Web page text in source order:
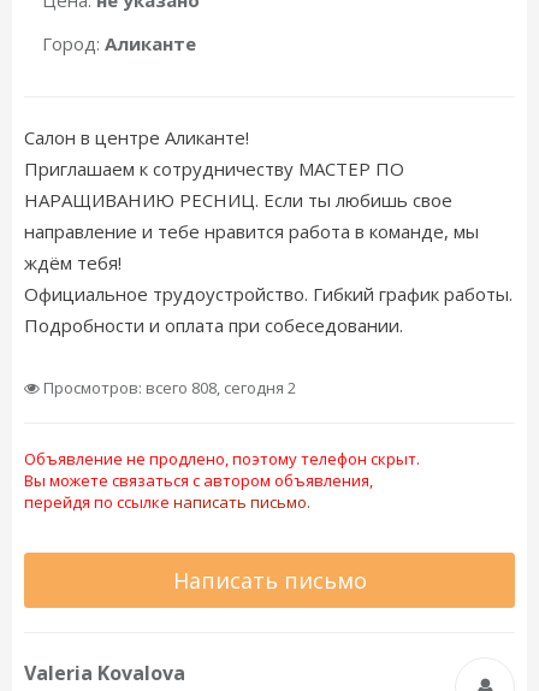
Город: Аликанте
Салон в центре Аликанте!
Приглашаем к сотрудничеству МАСТЕР ПО
НАРАЩИВАНИЮ РЕСНИЦ. Если ты любишь свое
направление и тебе нравится работа в команде, мы
ждём тебя!
Официальное трудоустройство. Гибкий график работы.
Подробности и оплата при собеседовании.
Просмотров: всего 808, сегодня 2
Объявление не продлено, поэтому телефон скрыт.
Вы можете связаться с автором объявления,
перейдя по ссылке написать письмо.
Написать письмо
Valeria Kovalova